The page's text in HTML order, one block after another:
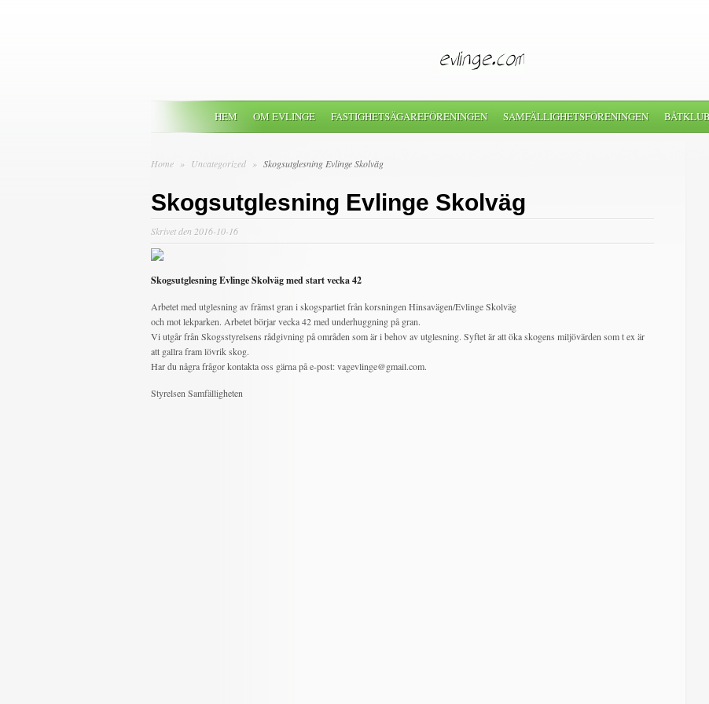
HEM OM EVLINGE FASTIGHETSÄGAREFÖRENINGEN SAMFÄLLIGHETSFÖRENINGEN
Home » Uncategorized » Skogsutglesning Evlinge Skolväg
Skogsutglesning Evlinge Skolväg
Skrivet den 2016-10-16
Skogsutglesning Evlinge Skolväg med start vecka 42
Arbetet med utglesning av främst gran i skogspartiet från korsningen Hinsavägen/Evlinge Skolväg
och mot lekparken. Arbetet börjar vecka 42 med underhuggning på gran.
Vi utgår från Skogsstyrelsens rådgivning på områden som är i behov av utglesning. Syftet är att öka skogens miljövärden som t ex är
att gallra fram lövrik skog.
Har du några frågor kontakta oss gärna på e-post: vagevlinge@gmail.com.
Styrelsen Samfälligheten